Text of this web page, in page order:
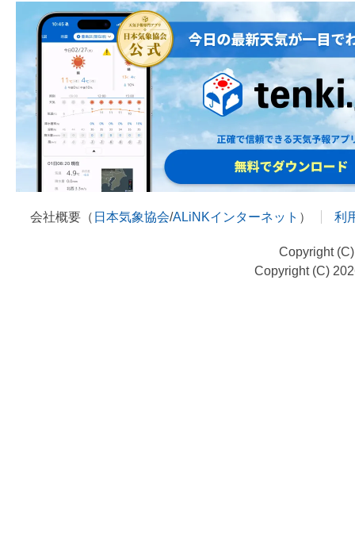
会社概要（ 日本気象協会/ALiNKインターネット ） 利
Copyright
Copyright (C)